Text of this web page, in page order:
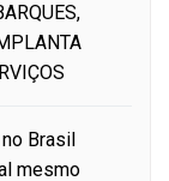
Brasil
mesmo